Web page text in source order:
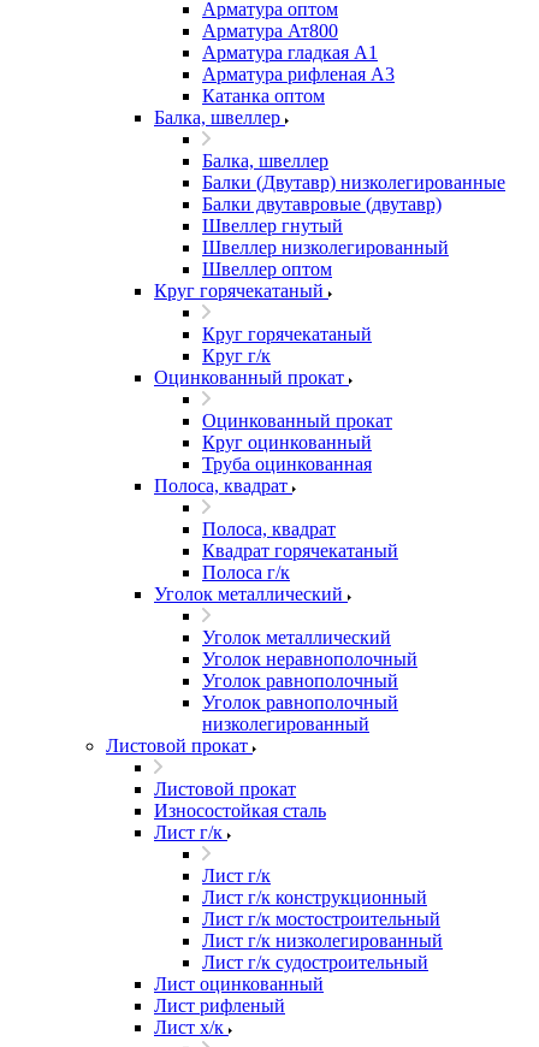
Арматура оптом
Арматура Ат800
Арматура гладкая А1
Арматура рифленая А3
Катанка оптом
Балка, швеллер
Балка, швеллер
Балки (Двутавр) низколегированные
Балки двутавровые (двутавр)
Швеллер гнутый
Швеллер низколегированный
Швеллер оптом
Круг горячекатаный
Круг горячекатаный
Круг г/к
Оцинкованный прокат
Оцинкованный прокат
Круг оцинкованный
Труба оцинкованная
Полоса, квадрат
Полоса, квадрат
Квадрат горячекатаный
Полоса г/к
Уголок металлический
Уголок металлический
Уголок неравнополочный
Уголок равнополочный
Уголок равнополочный
низколегированный
Листовой прокат
Листовой прокат
Износостойкая сталь
Лист г/к
Лист г/к
Лист г/к конструкционный
Лист г/к мостостроительный
Лист г/к низколегированный
Лист г/к судостроительный
Лист оцинкованный
Лист рифленый
Лист х/к